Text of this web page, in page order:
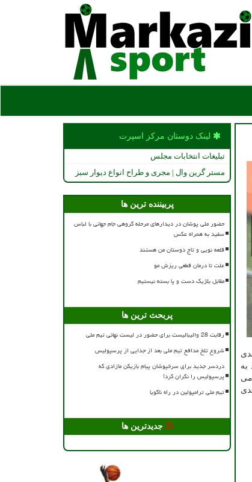
بعدی
به
می
دور بعدی
لینک دوستان مركز اسپرت
تبلیغات انتخابات مجلس
مستر گرین وال | مجری و طراح انواع دیوار سبز
پربیننده ترین ها
حضور ملی پوشان در دیدارهای مرحله گروهی جام جهانی با لباس
سفید به همراه عکس
قلعه نویی و تاج دوستان من هستند
علت تا درمان قطعی ریزش مو
مقابل بلژیک دست و پا بسته نیستیم
پربحث ترین ها
رقابت 28 والیبالیست برای حضور در لیست نهائی تیم ملی
شروع تلخ مدافع تیم ملی بعد از جدایی از پرسپولیس
دردسر جدید برای سرخپوشان پیام بازیکن مازادی که
پرسپولیس را نگران کرد!
تیم ملی ترامپولین در راه ناگویا
جدیدترین ها